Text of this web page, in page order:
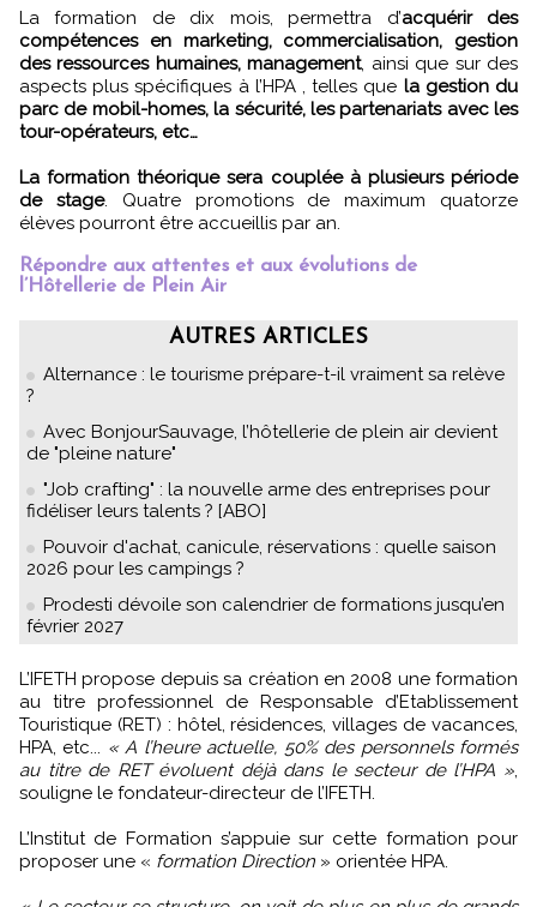
La formation de dix mois, permettra d’acquérir des
compétences en marketing, commercialisation, gestion
des ressources humaines, management, ainsi que sur des
aspects plus spécifiques à l’HPA , telles que la gestion du
parc de mobil-homes, la sécurité, les partenariats avec les
tour-opérateurs, etc…
La formation théorique sera couplée à plusieurs période
de stage. Quatre promotions de maximum quatorze
élèves pourront être accueillis par an.
Répondre aux attentes et aux évolutions de
l’Hôtellerie de Plein Air
AUTRES ARTICLES
Alternance : le tourisme prépare-t-il vraiment sa relève
?
Avec BonjourSauvage, l’hôtellerie de plein air devient
de "pleine nature"
"Job crafting" : la nouvelle arme des entreprises pour
fidéliser leurs talents ? [ABO]
Pouvoir d'achat, canicule, réservations : quelle saison
2026 pour les campings ?
Prodesti dévoile son calendrier de formations jusqu’en
février 2027
L’IFETH propose depuis sa création en 2008 une formation
au titre professionnel de Responsable d’Etablissement
Touristique (RET) : hôtel, résidences, villages de vacances,
HPA, etc... « A l’heure actuelle, 50% des personnels formés
au titre de RET évoluent déjà dans le secteur de l’HPA »,
souligne le fondateur-directeur de l’IFETH.
L’Institut de Formation s’appuie sur cette formation pour
proposer une « formation Direction » orientée HPA.